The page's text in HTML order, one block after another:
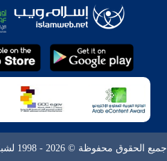
جميع الحقوق محفوظة © 2026 - 1998 لشبكة إسلام ويب